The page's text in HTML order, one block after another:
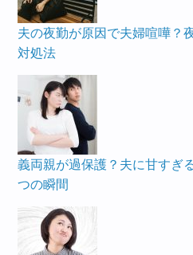
夫の夜勤が原因で夫婦喧嘩？
対処法
義両親が過保護？夫に甘すぎ
つの瞬間